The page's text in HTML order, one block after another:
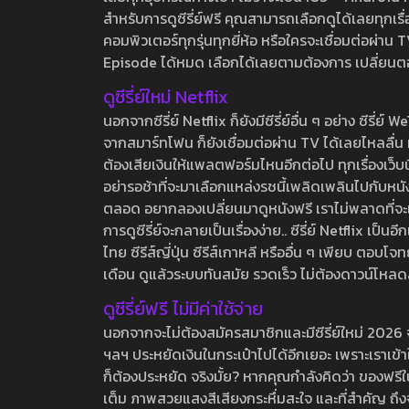
สำหรับการดูซีรี่ย์ฟรี คุณสามารถเลือกดูได้เลยทุกเ
คอมพิวเตอร์ทุกรุ่นทุกยี่ห้อ หรือใครจะเชื่อมต่อผ่าน
Episode ได้หมด เลือกได้เลยตามต้องการ เปลี่ยน
ดูซีรี่ย์ใหม่ Netflix
นอกจากซีรี่ย์ Netflix ก็ยังมีซีรี่ย์อื่น ๆ อย่าง ซีรี่ย์
จากสมาร์ทโฟน ก็ยังเชื่อมต่อผ่าน TV ได้เลยไหลลื่
ต้องเสียเงินให้แพลตฟอร์มไหนอีกต่อไป ทุกเรื่องเว็
อย่ารอช้าที่จะมาเลือกแหล่งรชนี้เพลิดเพลินไปกับห
ตลอด อยากลองเปลี่ยนมาดูหนังฟรี เราไม่พลาดที่
การดูซีรี่ย์จะกลายเป็นเรื่องง่าย.. ซีรี่ย์ Netflix เป็น
ไทย ซีรีส์ญี่ปุ่น ซีรีส์เกาหลี หรืออื่น ๆ เพียบ ตอบโจท
เดือน ดูแล้วระบบทันสมัย รวดเร็ว ไม่ต้องดาวน์โห
ดูซีรี่ย์ฟรี ไม่มีค่าใช้จ่าย
นอกจากจะไม่ต้องสมัครสมาชิกและมีซีรี่ย์ใหม่
ฯลฯ ประหยัดเงินในกระเป๋าไปได้อีกเยอะ เพราะเร
ก็ต้องประหยัด จริงมั้ย? หากคุณกำลังคิดว่า ของฟ
เต็ม ภาพสวยแสงสีเสียงกระหึ่มสะใจ และที่สำคัญ